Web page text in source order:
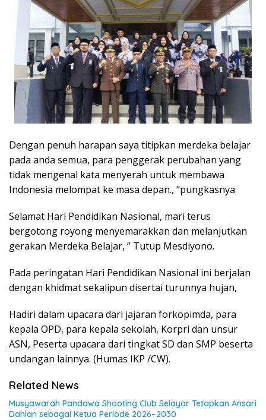
Dengan penuh harapan saya titipkan merdeka belajar
pada anda semua, para penggerak perubahan yang
tidak mengenal kata menyerah untuk membawa
Indonesia melompat ke masa depan., “pungkasnya
Selamat Hari Pendidikan Nasional, mari terus
bergotong royong menyemarakkan dan melanjutkan
gerakan Merdeka Belajar, ” Tutup Mesdiyono.
Pada peringatan Hari Pendidikan Nasional ini berjalan
dengan khidmat sekalipun disertai turunnya hujan,
Hadiri dalam upacara dari jajaran forkopimda, para
kepala OPD, para kepala sekolah, Korpri dan unsur
ASN, Peserta upacara dari tingkat SD dan SMP beserta
undangan lainnya. (Humas IKP /CW).
Related News
Musyawarah Pandawa Shooting Club Selayar Tetapkan Ansari
Dahlan sebagai Ketua Periode 2026–2030